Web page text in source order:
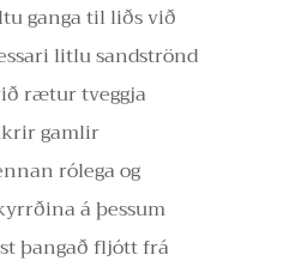
ganga til liðs við
litlu sandströnd
rætur tveggja
gamlir
rólega og
á þessum
þangað fljótt frá